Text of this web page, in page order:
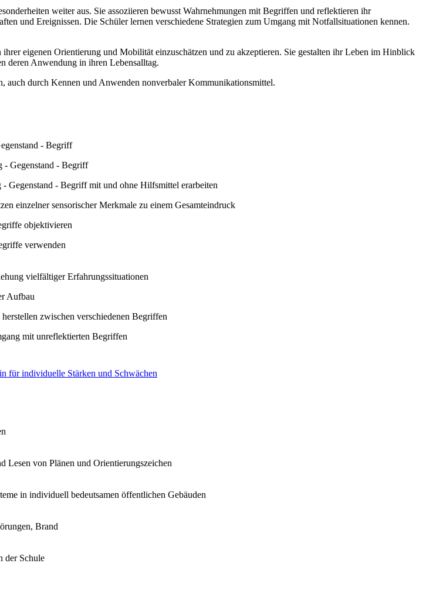
weiter aus. Sie assoziieren bewusst Wahrnehmungen mit Begriffen und reflektieren ihr
und Ereignissen. Die Schüler lernen verschiedene Strategien zum Umgang mit Notfallsituationen kennen.
eigenen Orientierung und Mobilität einzuschätzen und zu akzeptieren. Sie gestalten ihr Leben im Hinblick
deren Anwendung in ihren Lebensalltag.
auch durch Kennen und Anwenden nonverbaler Kommunikationsmittel.
- Begriff
- Gegenstand - Begriff
- Gegenstand - Begriff mit und ohne Hilfsmittel erarbeiten
einzelner sensorischer Merkmale zu einem Gesamteindruck
objektivieren
verwenden
vielfältiger Erfahrungssituationen
Aufbau
zwischen verschiedenen Begriffen
mit unreflektierten Begriffen
für individuelle Stärken und Schwächen
Lesen von Plänen und Orientierungszeichen
in individuell bedeutsamen öffentlichen Gebäuden
Brand
der Schule